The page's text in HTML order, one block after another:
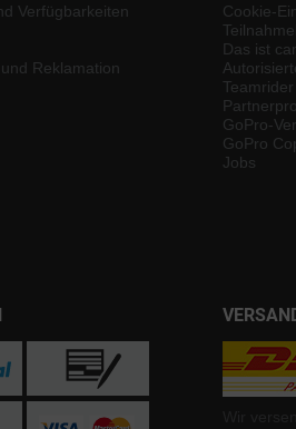
Verfügbarkeiten
Reklamation
Cookie-
Das ist
Teamrider
GoPro-
GoPro
Jobs